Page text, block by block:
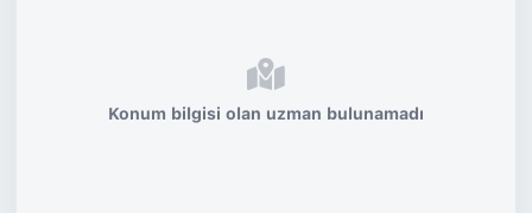
Konum bilgisi olan uzman bulunamadı